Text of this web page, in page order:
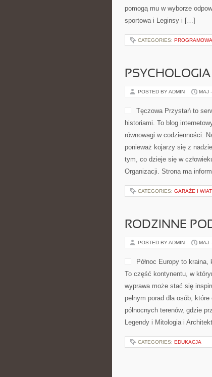
pomogą mu w wyborze
sportowa i Leginsy i […]
CATEGORIES:
POSTED BY ADMIN MAJ
Tęczowa Przystań to
historiami. To blog
równowagi w codzienności.
ponieważ kojarzy się z
tym, co dzieje się w
Organizacji. Strona ma
CATEGORIES: GARAŻE I
RODZINNE
POSTED BY ADMIN MAJ
Północ Europy to
To część kontynentu, w
wyprawa może stać się
pełnym porad dla osób,
północnych terenów, gdzie
Legendy i Mitologia i
CATEGORIES: EDUKACJA